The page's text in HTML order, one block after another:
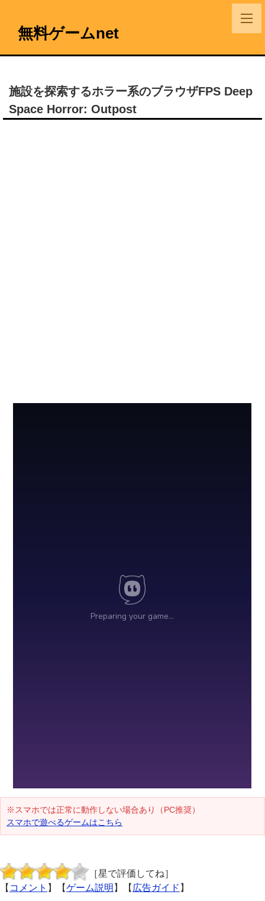
無料ゲームnet
施設を探索するホラー系のブラウザFPS Deep
Space Horror: Outpost
※スマホでは正常に動作しない場合あり（PC推奨）
スマホで遊べるゲームはこちら
［星で評価してね］
【 コメント 】【ゲーム説明 】【 広告ガイド 】